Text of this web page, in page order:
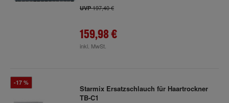
UVP197,40 €
159,98 €
inkl. MwSt.
-17 %
Starmix Ersatzschlauch für Haartrockner
TB-C1